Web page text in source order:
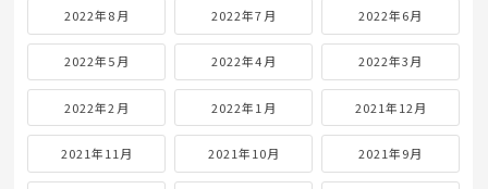
2022年8月 2022年7月 2022年6月
2022年5月 2022年4月 2022年3月
2022年2月 2022年1月 2021年12月
2021年11月 2021年10月 2021年9月